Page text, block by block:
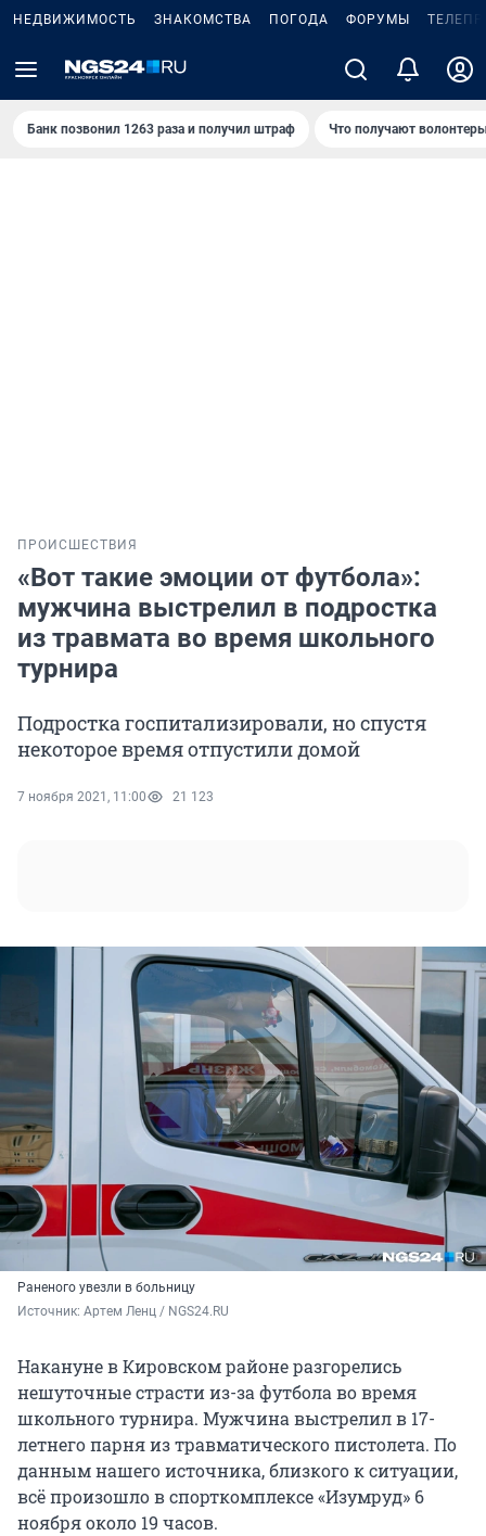
НЕДВИЖИМОСТЬ ЗНАКОМСТВА ПОГОДА ФОРУМЫ
Банк позвонил 1263 раза и получил штраф Что получают
ПРОИСШЕСТВИЯ
«Вот такие эмоции от футбола»:
мужчина выстрелил в подростка
из травмата во время школьного
турнира
Подростка госпитализировали, но спустя
некоторое время отпустили домой
7 ноября 2021, 11:00 21 123
Раненого увезли в больницу
Источник: Артем Ленц / NGS24.RU
Накануне в Кировском районе разгорелись
нешуточные страсти из-за футбола во время
школьного турнира. Мужчина выстрелил в 17-
летнего парня из травматического пистолета. По
данным нашего источника, близкого к ситуации,
всё произошло в спорткомплексе «Изумруд» 6
ноября около 19 часов.